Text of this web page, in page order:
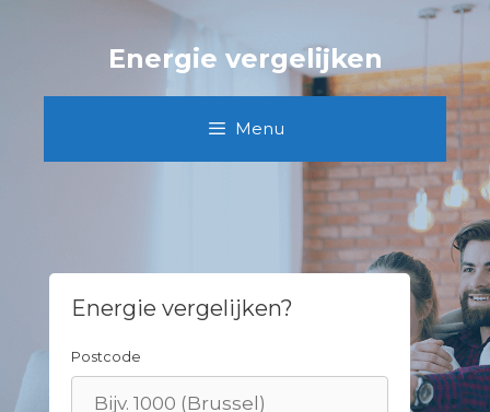
Energie vergelijken
Menu
Energie vergelijken?
Postcode